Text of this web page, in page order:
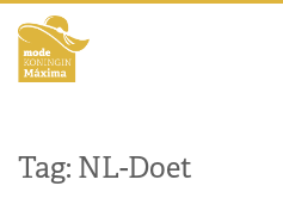
Tag: NL-Doet